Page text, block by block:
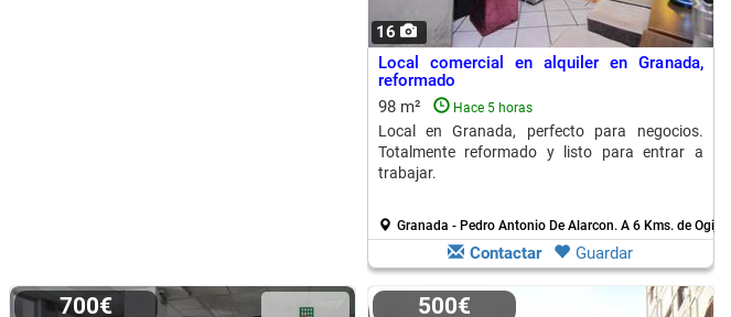
16
Local comercial en alquiler en Granada,
reformado
98 m²
Hace 5 horas
Local en Granada, perfecto para negocios.
Totalmente reformado y listo para entrar a
trabajar.
Granada - Pedro Antonio De Alarcon. A 6 Kms. de
Contactar Guardar
700€ 500€